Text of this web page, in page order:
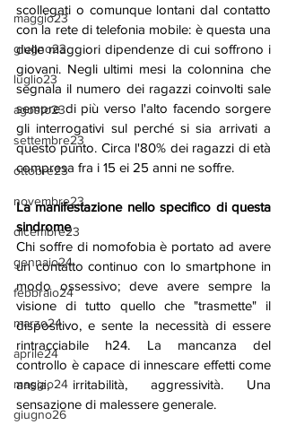
maggio23
giugno23
luglio23
agosto23
settembre23
ottobre23
novembre23
dicembre23
gennaio24
febbraio24
marzo24
aprile24
maggio24
giugno26
scollegati o comunque lontani dal contatto
con la rete di telefonia mobile: è questa una
delle maggiori dipendenze di cui soffrono i
giovani. Negli ultimi mesi la colonnina che
segnala il numero dei ragazzi coinvolti sale
sempre di più verso l'alto facendo sorgere
gli interrogativi sul perché si sia arrivati a
questo punto. Circa l'80% dei ragazzi di età
compresa fra i 15 ei 25 anni ne soffre.
La manifestazione nello specifico di questa
sindrome
Chi soffre di nomofobia è portato ad avere
un contatto continuo con lo smartphone in
modo ossessivo; deve avere sempre la
visione di tutto quello che "trasmette" il
dispositivo, e sente la necessità di essere
rintracciabile h24. La mancanza del
controllo è capace di innescare effetti come
ansia, irritabilità, aggressività. Una
sensazione di malessere generale.